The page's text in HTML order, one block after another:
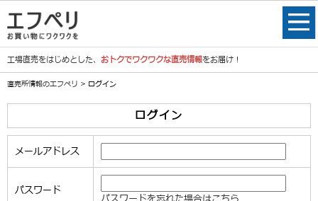
工場直売をはじめとした、 おトクでワクワクな直売情報をお届け！
直売所情報のエフペリ > ログイン
ログイン
メールアドレス
パスワード